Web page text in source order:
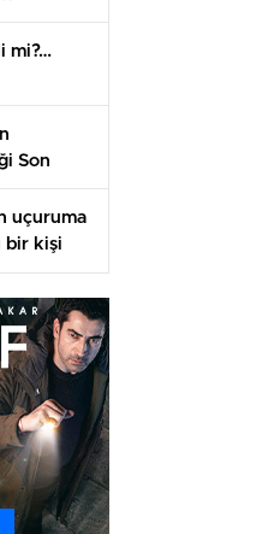
mi?…
Son
uçuruma
bir kişi